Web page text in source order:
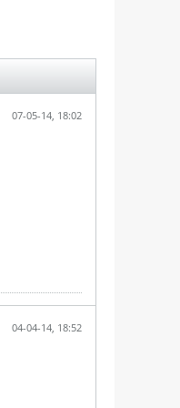
07-05-14, 18:02
04-04-14, 18:52